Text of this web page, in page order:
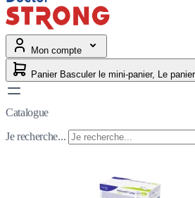
Mon compte
Panier Basculer le mini-
Catalogue
Je recherche...